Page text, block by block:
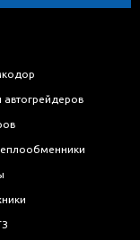
автогрейдеров